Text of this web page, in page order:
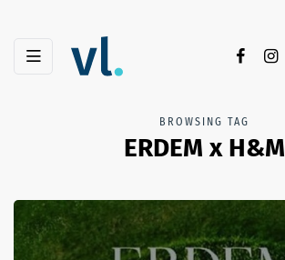
BROWSING TAG
ERDEM x H&M